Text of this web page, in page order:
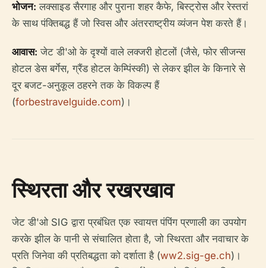
भोजन: लक्साइड सैरगाह और पुराना शहर कैफे, बिस्ट्रोस और रेस्तरां
के साथ पंक्तिबद्ध हैं जो स्विस और अंतरराष्ट्रीय व्यंजन पेश करते हैं।
आवास: जेट डी'ओ के दृश्यों वाले लक्जरी होटलों (जैसे, फोर सीजन्स
होटल डेस बर्गेस, ग्रैंड होटल केम्पिंस्की) से लेकर झील के किनारे से
दूर बजट-अनुकूल ठहरने तक के विकल्प हैं
(forbestravelguide.com)।
स्थिरता और रखरखाव
जेट डी'ओ SIG द्वारा प्रबंधित एक स्वायत्त पंपिंग प्रणाली का उपयोग
करके झील के पानी से संचालित होता है, जो स्थिरता और नवाचार के
प्रति जिनेवा की प्रतिबद्धता को दर्शाता है (ww2.sig-ge.ch)।